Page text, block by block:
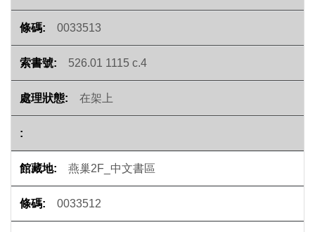
0033513
526.01 1115 c.4
在架上
燕巢2F_中文書區
0033512